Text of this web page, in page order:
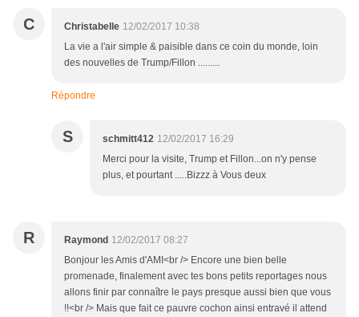
C Christabelle 12/02/2017 10:38
La vie a l'air simple & paisible dans ce coin du monde, loin
des nouvelles de Trump/Fillon .........
Répondre
S schmitt412 12/02/2017 16:29
Merci pour la visite, Trump et Fillon...on n'y pense
plus, et pourtant .....Bizzz à Vous deux
R Raymond 12/02/2017 08:27
Bonjour les Amis d'AMI<br /> Encore une bien belle
promenade, finalement avec tes bons petits reportages nous
allons finir par connaître le pays presque aussi bien que vous
!!<br /> Mais que fait ce pauvre cochon ainsi entravé il attend